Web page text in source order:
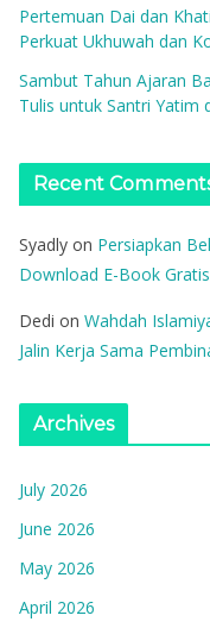
Pertemuan Dai dan
Perkuat Ukhuwah dan
Sambut Tahun Ajaran
Tulis untuk Santri Yatim
Recent
Syadly on Persiapkan
Download E-Book
Dedi on Wahdah
Jalin Kerja Sama
Archives
July 2026
June 2026
May 2026
April 2026